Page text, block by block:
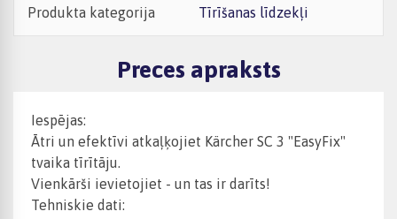
Produkta kategorija Tīrīšanas līdzekļi
Preces apraksts
Iespējas:
Ātri un efektīvi atkaļķojiet Kärcher SC 3 "EasyFix"
tvaika tīrītāju.
Vienkārši ievietojiet - un tas ir darīts!
Tehniskie dati: